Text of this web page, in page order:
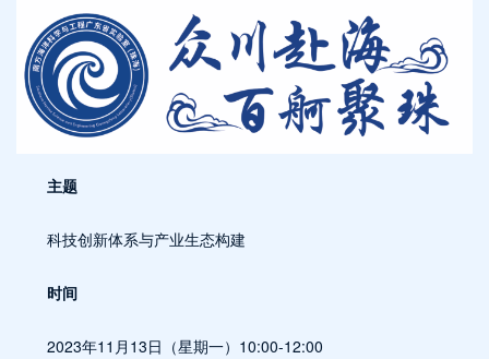
主题
科技创新体系与产业生态构建
时间
2023年11月13日（星期一）10:00-12:00